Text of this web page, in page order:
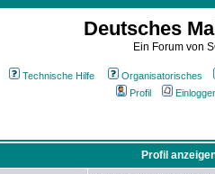
Deutsches
Ein Forum von
Technische Hilfe Organisatorisches
Profil
Profil